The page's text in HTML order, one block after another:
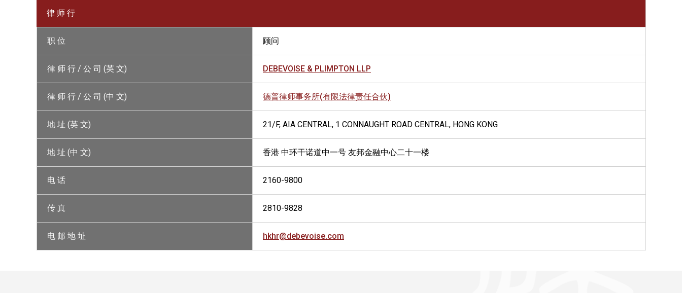
律 师 行
职 位 顾问
律 师 行 / 公 司 (英 文) DEBEVOISE & PLIMPTON LLP
律 师 行 / 公 司 (中 文) 德普律师事务所(有限法律责任合伙)
地 址 (英 文) 21/F, AIA CENTRAL, 1 CONNAUGHT ROAD CENTRAL, HONG KONG
地 址 (中 文) 香港 中环干诺道中一号 友邦金融中心二十一楼
电 话 2160-9800
传 真 2810-9828
电 邮 地 址 hkhr@debevoise.com